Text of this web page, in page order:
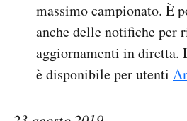
massimo campionato. È
anche delle notifiche per
aggiornamenti in diretta.
è disponibile per utenti